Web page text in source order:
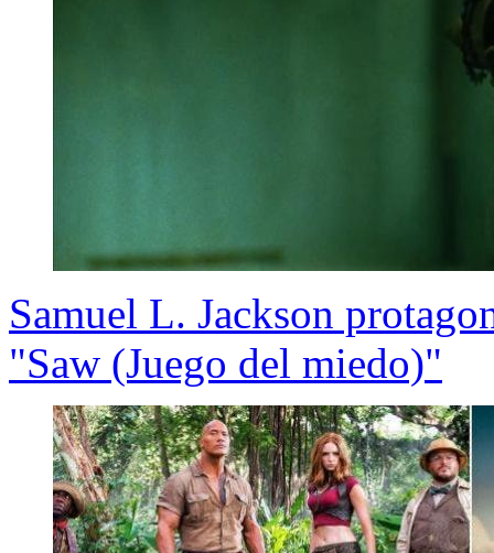
Samuel L. Jackson
"Saw (Juego del miedo)"